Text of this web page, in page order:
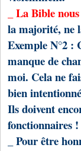
_ La Bible
la majorité, ne
Exemple N°2 :
manque de
moi. Cela ne
bien
Ils doivent
fonctionnaires !
_ Pour être